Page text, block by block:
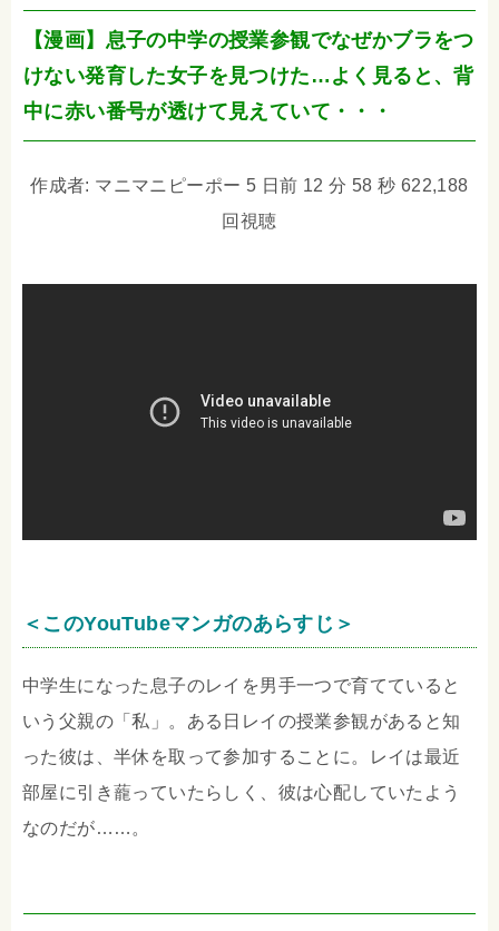
【漫画】息子の中学の授業参観でなぜかブラをつ
けない発育した女子を見つけた…よく見ると、背
中に赤い番号が透けて見えていて・・・
作成者: マニマニピーポー 5 日前 12 分 58 秒 622,188
回視聴
＜このYouTubeマンガのあらすじ＞
中学生になった息子のレイを男手一つで育てていると
いう父親の「私」。ある日レイの授業参観があると知
った彼は、半休を取って参加することに。レイは最近
部屋に引き蘢っていたらしく、彼は心配していたよう
なのだが……。